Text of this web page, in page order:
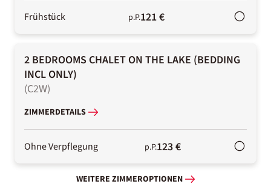
Frühstück p.P.121 €
2 BEDROOMS CHALET ON THE LAKE (BEDDING
INCL ONLY)
(C2W)
ZIMMERDETAILS
Ohne Verpflegung p.P.123 €
WEITERE ZIMMEROPTIONEN